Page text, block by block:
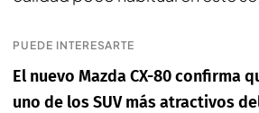
PUEDE INTERESARTE
El nuevo Mazda CX-80 confirma
uno de los SUV más atractivos